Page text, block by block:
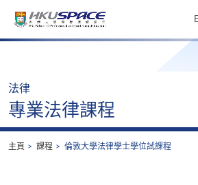
Main
法律
專業法律課程
主頁 課程 倫敦大學法律學士學位試課程